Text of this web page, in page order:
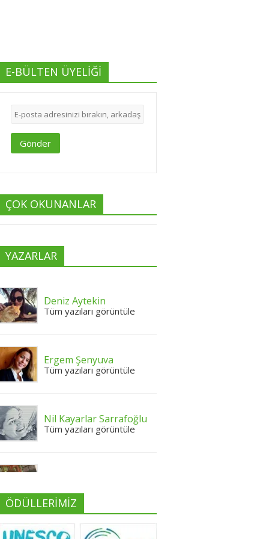
E-BÜLTEN ÜYELİĞİ
Gönder
ÇOK OKUNANLAR
YAZARLAR
Deniz Aytekin
Tüm yazıları görüntüle
Ergem Şenyuva
Tüm yazıları görüntüle
Nil Kayarlar Sarrafoğlu
Tüm yazıları görüntüle
Neslihan Edeş
ÖDÜLLERİMİZ